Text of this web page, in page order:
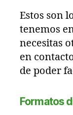
Estos son
tenemos
necesitas
en
de poder
Formatos